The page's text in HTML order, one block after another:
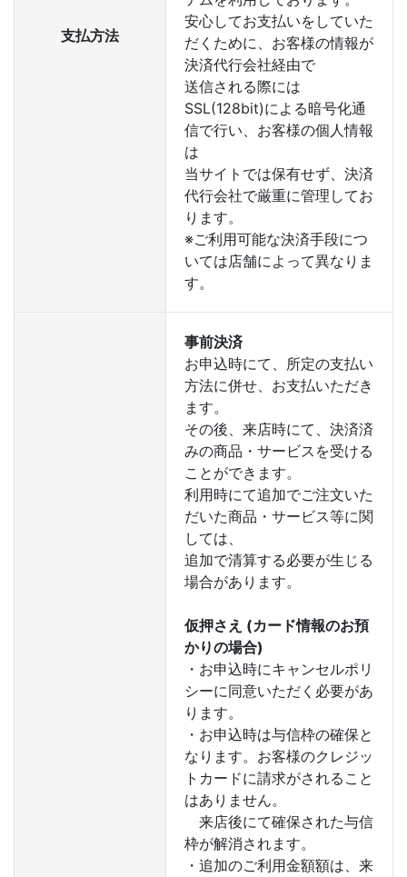
支払方法
安心してお支払いをしていた
だくために、お客様の情報が
決済代行会社経由で
送信される際には
SSL(128bit)による暗号化通
信で行い、お客様の個人情報
は
当サイトでは保有せず、決済
代行会社で厳重に管理してお
ります。
※ご利用可能な決済手段につ
いては店舗によって異なりま
す。
事前決済
お申込時にて、所定の支払い
方法に併せ、お支払いただき
ます。
その後、来店時にて、決済済
みの商品・サービスを受ける
ことができます。
利用時にて追加でご注文いた
だいた商品・サービス等に関
しては、
追加で清算する必要が生じる
場合があります。
仮押さえ (カード情報のお預
かりの場合)
・お申込時にキャンセルポリ
シーに同意いただく必要があ
ります。
・お申込時は与信枠の確保と
なります。お客様のクレジッ
トカードに請求がされること
はありません。
来店後にて確保された与信
枠が解消されます。
・追加のご利用金額額は、来